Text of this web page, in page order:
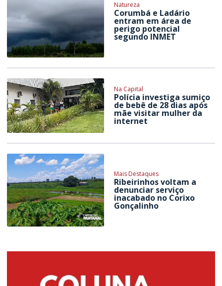
Natureza
Corumbá e Ladário
entram em área de
perigo potencial
segundo INMET
Na Capital
Polícia investiga sumiço
de bebê de 28 dias após
mãe visitar mulher da
internet
Mais Destaques
Ribeirinhos voltam a
denunciar serviço
inacabado no Corixo
Gonçalinho